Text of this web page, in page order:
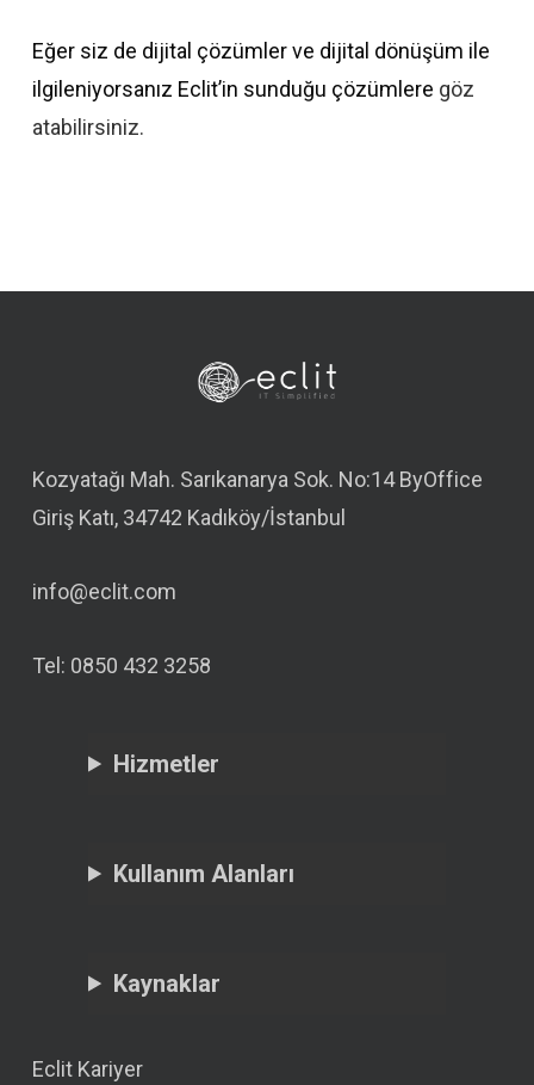
Eğer siz de dijital çözümler ve dijital dönüşüm ile
ilgileniyorsanız Eclit’in sunduğu çözümlere göz
atabilirsiniz.
Kozyatağı Mah. Sarıkanarya Sok. No:14 ByOffice
Giriş Katı, 34742 Kadıköy/İstanbul
info@eclit.com
Tel: 0850 432 3258
Hizmetler
Kullanım Alanları
Kaynaklar
Eclit Kariyer